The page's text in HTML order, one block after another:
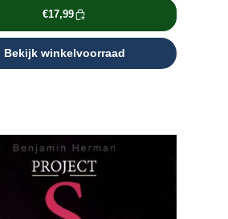
€17,99
Bekijk winkelvoorraad